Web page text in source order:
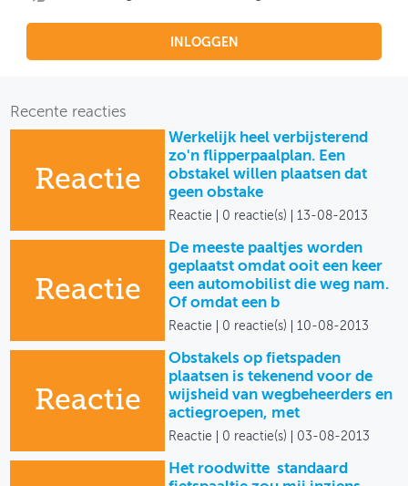
INLOGGEN
Recente reacties
Reactie
Werkelijk heel verbijsterend
zo'n flipperpaalplan. Een
obstakel willen plaatsen dat
geen obstake
Reactie 0 reactie(s) 13-08-2013
Reactie
De meeste paaltjes worden
geplaatst omdat ooit een keer
een automobilist die weg nam.
Of omdat een b
Reactie 0 reactie(s) 10-08-2013
Reactie
Obstakels op fietspaden
plaatsen is tekenend voor de
wijsheid van wegbeheerders en
actiegroepen, met
Reactie 0 reactie(s) 03-08-2013
Het roodwitte standaard